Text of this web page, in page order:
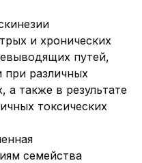
и хронических
путей,
при различных
а также в результате
токсических
семейства